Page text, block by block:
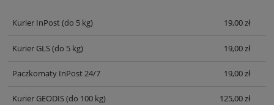
Kurier InPost(do 5 kg) 19,00 zł
Kurier GLS(do 5 kg) 19,00 zł
Paczkomaty InPost 24/7 19,00 zł
Kurier GEODIS(do 100 kg) 125,00 zł